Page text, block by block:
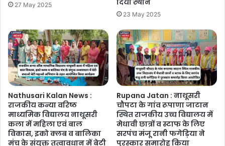
27 May 2025 दिया स्थान
23 May 2025
Nathusari Kalan News :
राजकीय कन्या वरिष्ठ
माध्यमिक विद्यालय नाथूसरी
कला में महिला एवं बाल
विकास, इको क्लब व बालिका
मंच के संयुक्त तत्वावधान में बेटी
Rupana Jatan : नाथूसरी
चौपटा के गांव रूपाणा जाटान
स्थित राजकीय उच्च विद्यालय में
मेधावी छात्रों व स्टाफ के लिए
सरपंच मंजू रानी फगेड़िया ने
पुरस्कार समारोह किया